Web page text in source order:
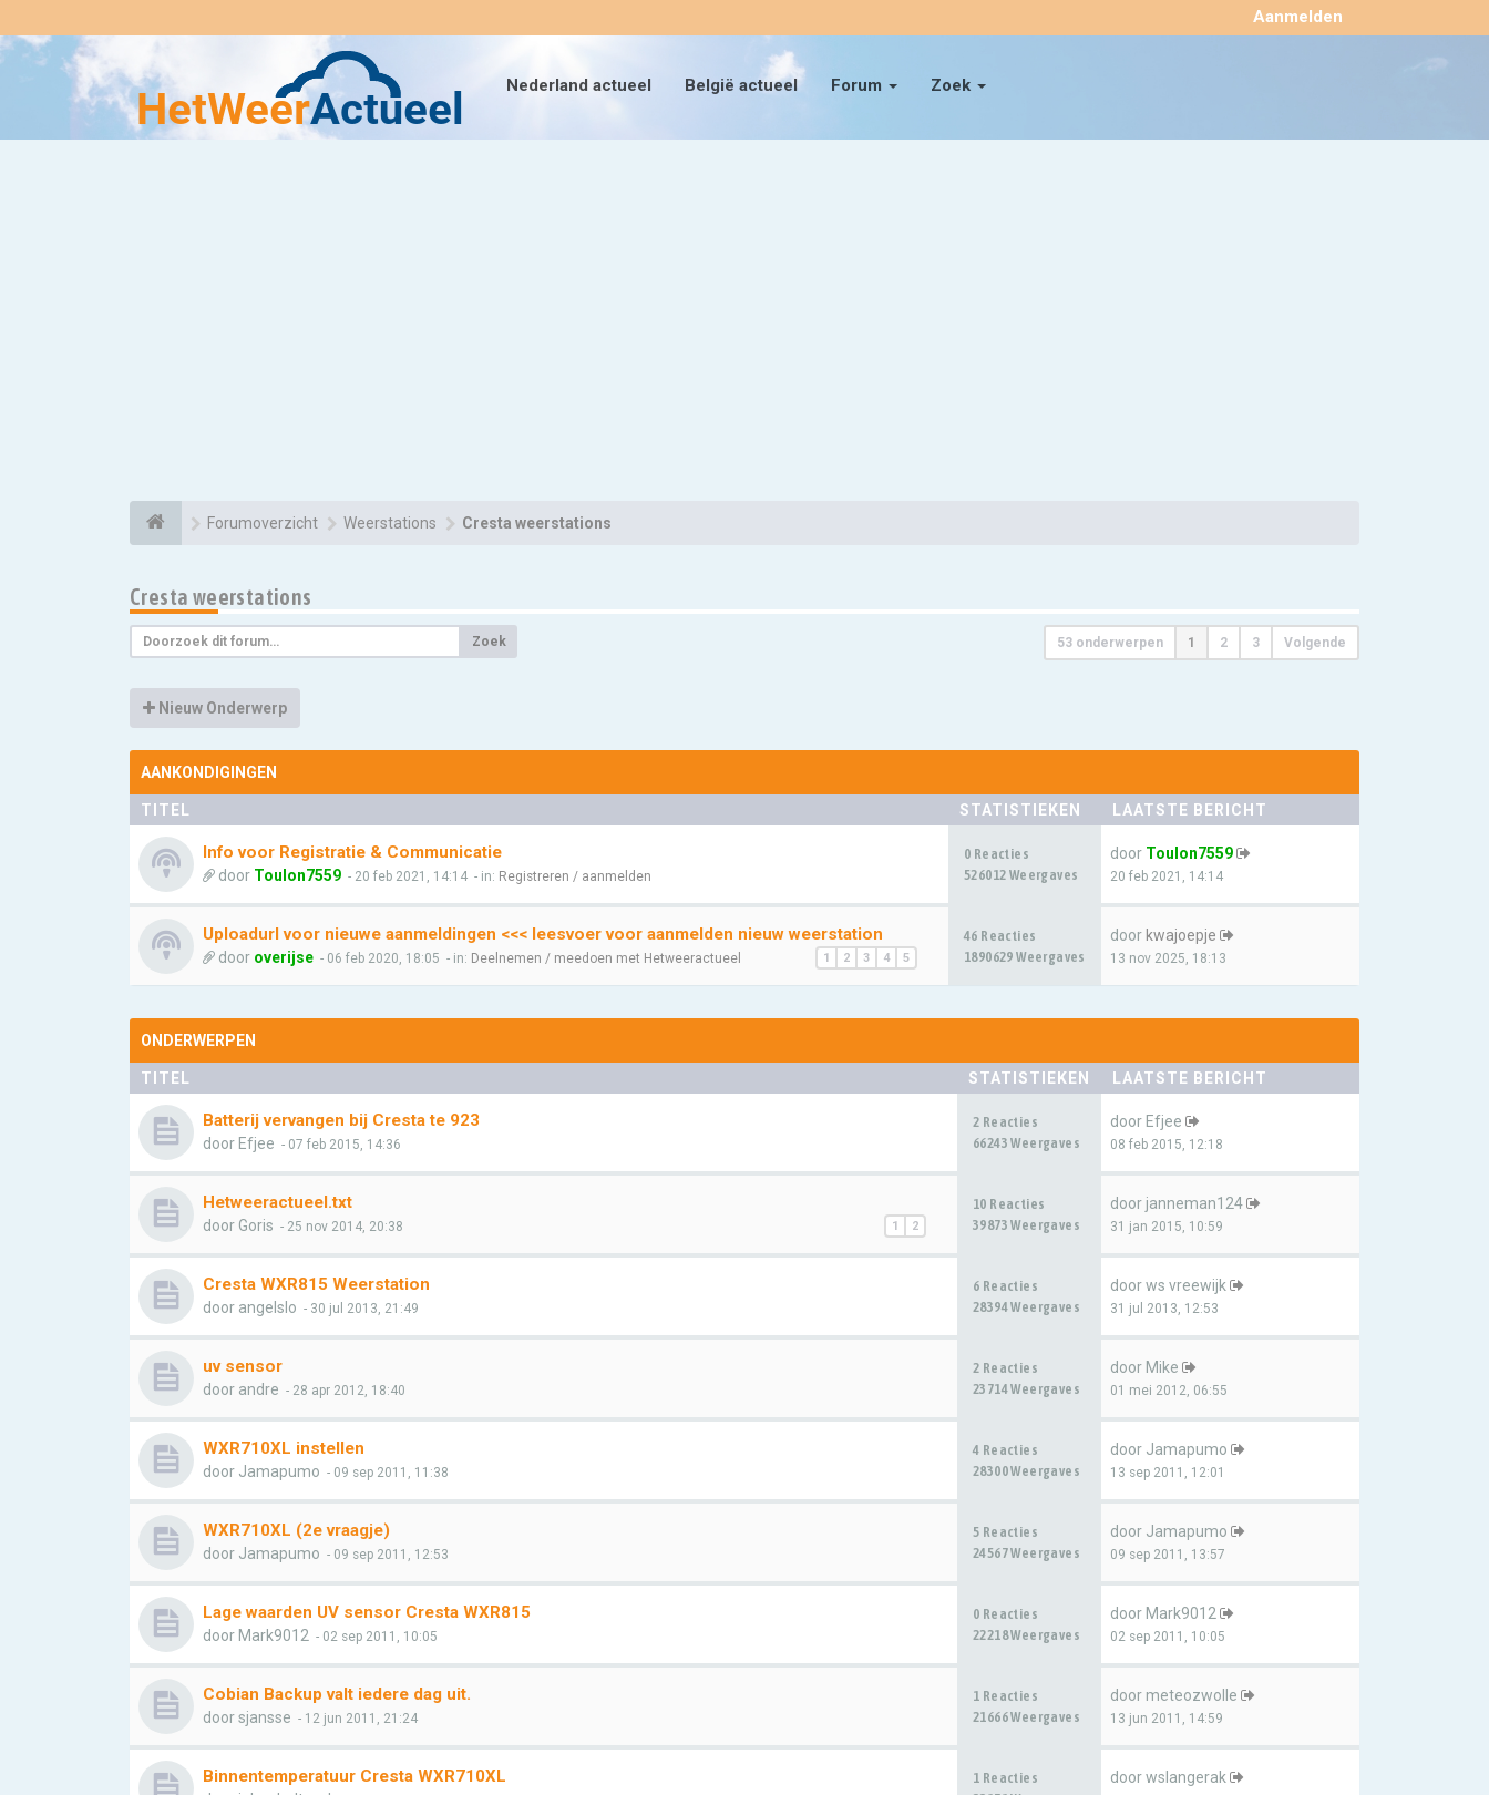
Nederland actueel België actueel Forum Zoek
Aanmelden ×
Forumoverzicht Weerstations Cresta weerstations
Cresta weerstations
Zoek 53 onderwerpen 1 2 3 Volgende
Nieuw Onderwerp
AANKONDIGINGEN
TITEL STATISTIEKEN LAATSTE BERICHT
Info voor Registratie & Communicatie
door Toulon7559 - 20 feb 2021, 14:14 - in: Registreren / aanmelden
0 Reacties
526012 Weergaves
door Toulon7559
20 feb 2021, 14:14
Uploadurl voor nieuwe aanmeldingen <<< leesvoer voor aanmelden nieuw weerstation
1 2 3 4 5
door overijse - 06 feb 2020, 18:05 - in: Deelnemen / meedoen met Hetweeractueel
46 Reacties
1890629 Weergaves
door kwajoepje
13 nov 2025, 18:13
ONDERWERPEN
TITEL STATISTIEKEN LAATSTE BERICHT
Batterij vervangen bij Cresta te 923
door Efjee - 07 feb 2015, 14:36
2 Reacties
66243 Weergaves
door Efjee
08 feb 2015, 12:18
Hetweeractueel.txt
1 2
door Goris - 25 nov 2014, 20:38
10 Reacties
39873 Weergaves
door janneman124
31 jan 2015, 10:59
Cresta WXR815 Weerstation
door angelslo - 30 jul 2013, 21:49
6 Reacties
28394 Weergaves
doorws vreewijk
31 jul 2013, 12:53
uv sensor
door andre - 28 apr 2012, 18:40
2 Reacties
23714 Weergaves
door Mike
01 mei 2012, 06:55
WXR710XL instellen
door Jamapumo - 09 sep 2011, 11:38
4 Reacties
28300 Weergaves
door Jamapumo
13 sep 2011, 12:01
WXR710XL (2e vraagje)
door Jamapumo - 09 sep 2011, 12:53
5 Reacties
24567 Weergaves
door Jamapumo
09 sep 2011, 13:57
Lage waarden UV sensor Cresta WXR815
door Mark9012 - 02 sep 2011, 10:05
0 Reacties
22218 Weergaves
door Mark9012
02 sep 2011, 10:05
Cobian Backup valt iedere dag uit.
doorsjansse - 12 jun 2011, 21:24
1 Reacties
21666 Weergaves
door meteozwolle
13 jun 2011, 14:59
Binnentemperatuur Cresta WXR710XL
1 Reacties
doorwslangerak